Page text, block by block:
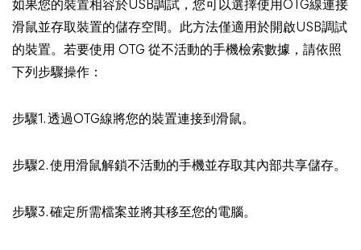
如果您的裝置相容於USB調試，您可以選擇使用OTG線連接
滑鼠並存取裝置的儲存空間。此方法僅適用於開啟USB調試
的裝置。若要使用 OTG 從不活動的手機檢索數據，請依照
下列步驟操作：
步驟1. 透過OTG線將您的裝置連接到滑鼠。
步驟2. 使用滑鼠解鎖不活動的手機並存取其內部共享儲存。
步驟3. 確定所需檔案並將其移至您的電腦。